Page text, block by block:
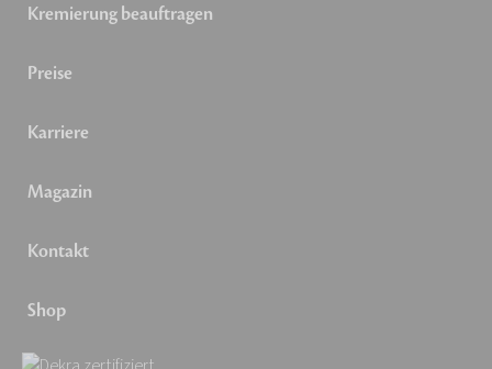
Kremierung beauftragen
Preise
Karriere
Magazin
Kontakt
Shop